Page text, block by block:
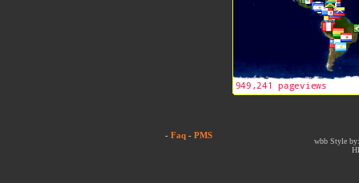
- Faq - PMS
wbb Style